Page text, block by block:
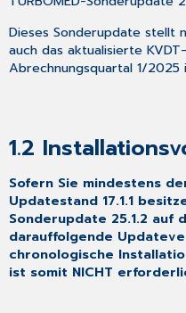
Updates
als
SMART
unkompliziert
umweltschonend
1.4
die
durch
das
Update
Dieses Sonderupdate stellt
auch das aktualisierte
Abrechnungsquartal 1/2025
1.2
Sofern Sie mindestens
Updatestand 17.1.1
Sonderupdate 25.1.2 auf
darauffolgende
chronologische
ist somit NICHT